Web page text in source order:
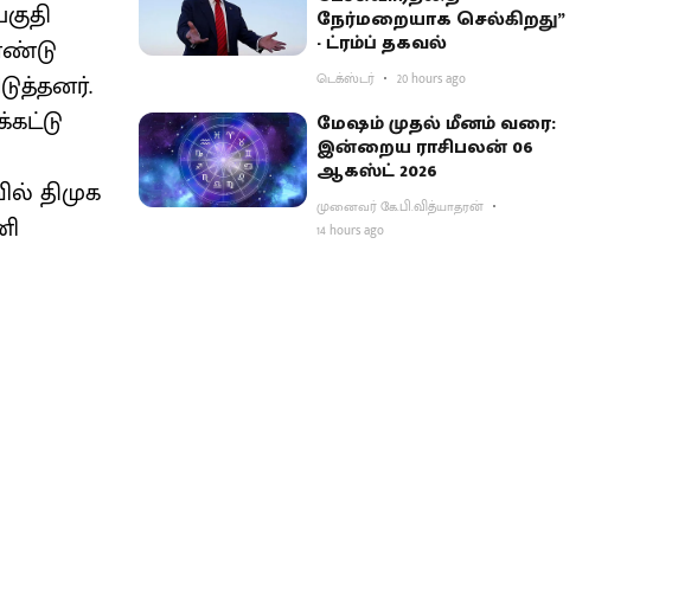
திமுக
நேர்மறையாக செல்கிறது”
- ட்ரம்ப் தகவல்
டெக்ஸ்டர் 20 hours ago
மேஷம் முதல் மீனம் வரை:
இன்றைய ராசிபலன் 06
ஆகஸ்ட் 2026
முனைவர் கே.பி.வித்யாதரன்
14 hours ago